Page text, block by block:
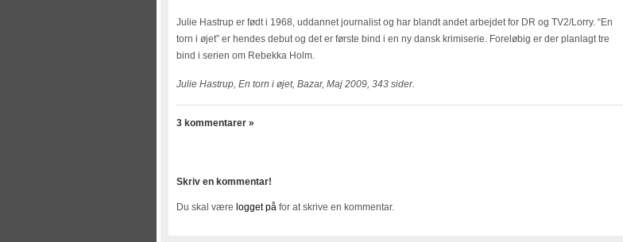
Julie Hastrup er født i 1968, uddannet journalist og har blandt andet arbejdet for DR og TV2/Lorry. “En
torn i øjet” er hendes debut og det er første bind i en ny dansk krimiserie. Foreløbig er der planlagt tre
bind i serien om Rebekka Holm.
Julie Hastrup, En torn i øjet, Bazar, Maj 2009, 343 sider.
3 kommentarer »
Skriv en kommentar!
Du skal være logget på for at skrive en kommentar.